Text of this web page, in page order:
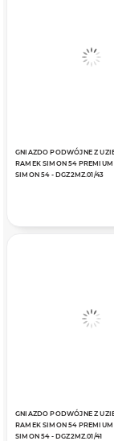
GNIAZDO PODWÓJNE Z
RAMEK SIMON 54 PREMIUM
SIMON 54 - DGZ2MZ.01/43
GNIAZDO PODWÓJNE Z
RAMEK SIMON 54
SIMON 54 - DGZ2MZ.01/41